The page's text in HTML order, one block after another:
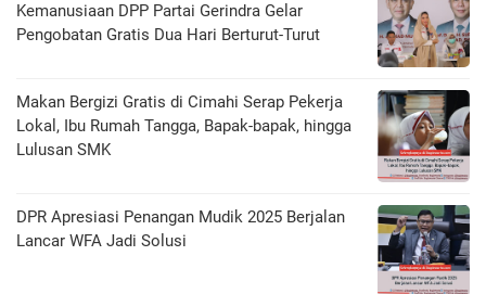
Kemanusiaan DPP Partai Gerindra Gelar
Pengobatan Gratis Dua Hari Berturut-Turut
Makan Bergizi Gratis di Cimahi Serap Pekerja
Lokal, Ibu Rumah Tangga, Bapak-bapak, hingga
Lulusan SMK
DPR Apresiasi Penangan Mudik 2025 Berjalan
Lancar WFA Jadi Solusi